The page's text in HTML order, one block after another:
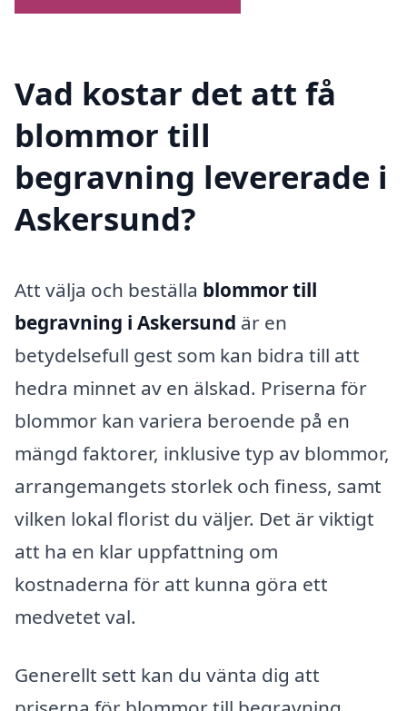
Vad kostar det att få
blommor till
begravning levererade i
Askersund?
Att välja och beställa blommor till
begravning i Askersund är en
betydelsefull gest som kan bidra till att
hedra minnet av en älskad. Priserna för
blommor kan variera beroende på en
mängd faktorer, inklusive typ av blommor,
arrangemangets storlek och finess, samt
vilken lokal florist du väljer. Det är viktigt
att ha en klar uppfattning om
kostnaderna för att kunna göra ett
medvetet val.
Generellt sett kan du vänta dig att